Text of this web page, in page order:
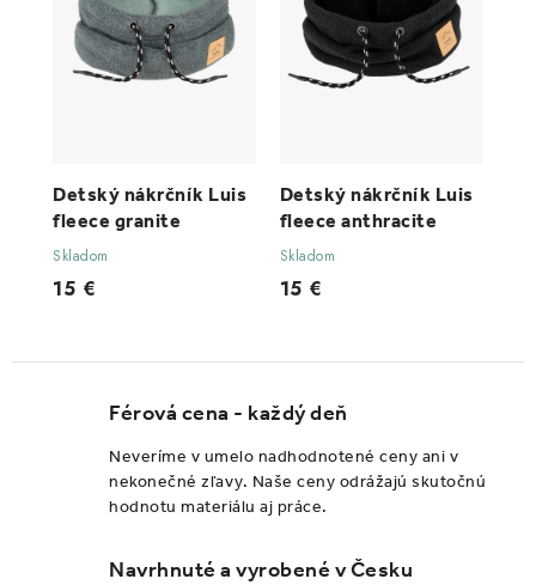
Férová cena - každý deň
Neveríme v umelo nadhodnotené ceny ani v
nekonečné zľavy. Naše ceny odrážajú skutočnú
hodnotu materiálu aj práce.
Navrhnuté a vyrobené v Česku
Detský nákrčník Luis
fleece granite
Skladom
15 €
Detský nákrčník Luis
fleece anthracite
Skladom
15 €